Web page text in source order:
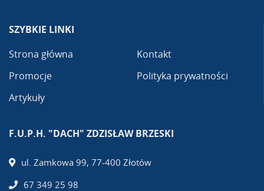
SZYBKIE LINKI
Strona główna
Promocje
Artykuły
Kontakt
Polityka prywatności
F.U.P.H. "DACH" ZDZISŁAW BRZESKI
ul. Zamkowa 99, 77-400 Złotów
67 349 25 98